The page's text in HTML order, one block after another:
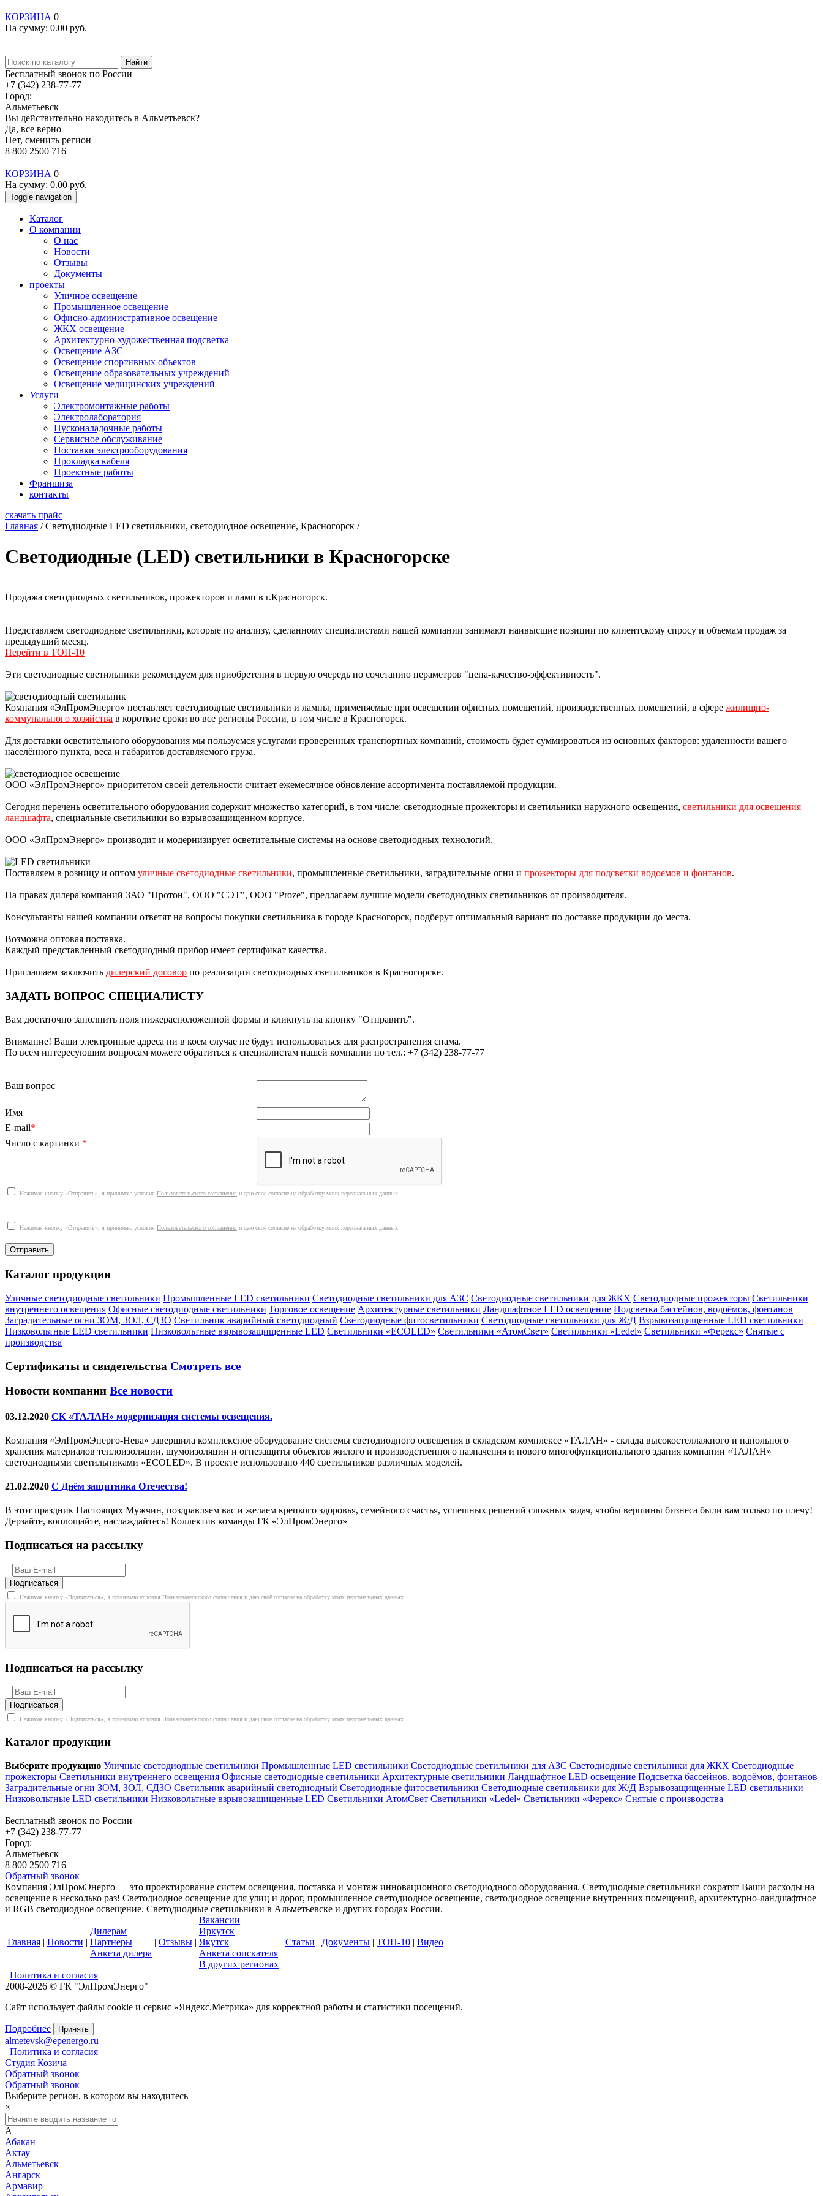
КОРЗИНА 0
На сумму: 0.00 руб.
Найти
Бесплатный звонок по России
+7 (342) 238-77-77
Город:
Альметьевск
Вы действительно находитесь в Альметьевск?
Да, все верно
Нет, сменить регион
8 800 2500 716
КОРЗИНА 0
На сумму: 0.00 руб.
Toggle navigation
Каталог
О компании
О нас
Новости
Отзывы
Документы
проекты
Уличное освещение
Промышленное освещение
Офисно-административное освещение
ЖКХ освещение
Архитектурно-художественная подсветка
Освещение АЗС
Освещение спортивных объектов
Освещение образовательных учреждений
Освещение медицинских учреждений
Услуги
Электромонтажные работы
Электролаборатория
Пусконаладочные работы
Сервисное обслуживание
Поставки электрооборудования
Прокладка кабеля
Проектные работы
Франшиза
контакты
скачать прайс
Главная / Светодиодные LED светильники, светодиодное освещение, Красногорск /
Светодиодные (LED) светильники в Красногорске
Продажа светодиодных светильников, прожекторов и ламп в г.Красногорск.
Представляем светодиодные светильники, которые по анализу, сделанному специалистами нашей компании занимают наивысшие позиции по клиентскому спросу и объемам продаж за
предыдущий месяц.
Перейти в ТОП-10
Эти светодиодные светильники рекомендуем для приобретения в первую очередь по сочетанию пераметров "цена-качество-эффективность".
Компания «ЭлПромЭнерго» поставляет светодиодные светильники и лампы, применяемые при освещении офисных помещений, производственных помещений, в сфере жилищно-
коммунального хозяйства в короткие сроки во все регионы России, в том числе в Красногорск.
Для доставки осветительного оборудования мы пользуемся услугами проверенных транспортных компаний, стоимость будет суммироваться из основных факторов: удаленности вашего
населённого пункта, веса и габаритов доставляемого груза.
ООО «ЭлПромЭнерго» приоритетом своей детельности считает ежемесячное обновление ассортимента поставляемой продукции.
Сегодня перечень осветительного оборудования содержит множество категорий, в том числе: светодиодные прожекторы и светильники наружного освещения, светильники для освещения
ландшафта, специальные светильники во взрывозащищенном корпусе.
ООО «ЭлПромЭнерго» производит и модернизирует осветительные системы на основе светодиодных технологий.
Поставляем в розницу и оптом уличные светодиодные светильники, промышленные светильники, заградительные огни и прожекторы для подсветки водоемов и фонтанов.
На правах дилера компаний ЗАО "Протон", ООО "CЭТ", ООО "Proze", предлагаем лучшие модели светодиодных светильников от производителя.
Консультанты нашей компании ответят на вопросы покупки светильника в городе Красногорск, подберут оптимальный вариант по доставке продукции до места.
Возможна оптовая поставка.
Каждый представленный светодиодный прибор имеет сертификат качества.
Приглашаем заключить дилерский договор по реализации светодиодных светильников в Красногорске.
ЗАДАТЬ ВОПРОС СПЕЦИАЛИСТУ
Вам достаточно заполнить поля нижерасположенной формы и кликнуть на кнопку "Отправить".
Внимание! Ваши электронные адреса ни в коем случае не будут использоваться для распространения спама.
По всем интересующим вопросам можете обратиться к специалистам нашей компании по тел.: +7 (342) 238-77-77
Ваш вопрос
Имя
E-mail*
Число с картинки *
Нажимая кнопку «Отправить», я принимаю условия Пользовательского соглашения и даю своё согласие на обработку моих персональных данных
Нажимая кнопку «Отправить», я принимаю условия Пользовательского соглашения и даю своё согласие на обработку моих персональных данных
Каталог продукции
Уличные светодиодные светильники Промышленные LED светильники Светодиодные светильники для АЗС Светодиодные светильники для ЖКХ Светодиодные прожекторы Светильники
внутреннего освещения Офисные светодиодные светильники Торговое освещение Архитектурные светильники Ландшафтное LED освещение Подсветка бассейнов, водоёмов, фонтанов
Заградительные огни ЗОМ, ЗОЛ, СДЗО Светильник аварийный светодиодный Светодиодные фитосветильники Светодиодные светильники для Ж/Д Взрывозащищенные LED светильники
Низковольтные LED светильники Низковольтные взрывозащищенные LED Светильники «ECOLED» Светильники «АтомСвет» Светильники «Ledel» Светильники «Ферекс» Снятые с
производства
Сертификаты и свидетельства Смотреть все
Новости компании Все новости
03.12.2020 СК «ТАЛАН» модернизация системы освещения.
Компания «ЭлПромЭнерго-Нева» завершила комплексное оборудование системы светодиодного освещения в складском комплексе «ТАЛАН» - склада высокостеллажного и напольного
хранения материалов теплоизоляции, шумоизоляции и огнезащиты объектов жилого и производственного назначения и нового многофункционального здания компании «ТАЛАН»
светодиодными светильниками «ECOLED». В проекте использовано 440 светильников различных моделей.
21.02.2020 С Днём защитника Отечества!
В этот праздник Настоящих Мужчин, поздравляем вас и желаем крепкого здоровья, семейного счастья, успешных решений сложных задач, чтобы вершины бизнеса были вам только по плечу!
Дерзайте, воплощайте, наслаждайтесь! Коллектив команды ГК «ЭлПромЭнерго»
Подписаться на рассылку
Нажимая кнопку «Подписаться», я принимаю условия Пользовательского соглашения и даю своё согласие на обработку моих персональных данных
Подписаться на рассылку
Нажимая кнопку «Подписаться», я принимаю условия Пользовательского соглашения и даю своё согласие на обработку моих персональных данных
Каталог продукции
Выберите продукцию Уличные светодиодные светильники Промышленные LED светильники Светодиодные светильники для АЗС Светодиодные светильники для ЖКХ Светодиодные
прожекторы Светильники внутреннего освещения Офисные светодиодные светильники Архитектурные светильники Ландшафтное LED освещение Подсветка бассейнов, водоёмов, фонтанов
Заградительные огни ЗОМ, ЗОЛ, СДЗО Светильник аварийный светодиодный Светодиодные фитосветильники Светодиодные светильники для Ж/Д Взрывозащищенные LED светильники
Низковольтные LED светильники Низковольтные взрывозащищенные LED Светильники АтомСвет Светильники «Ledel» Светильники «Ферекс» Снятые с производства
Бесплатный звонок по России
+7 (342) 238-77-77
Город:
Альметьевск
8 800 2500 716
Обратный звонок
Компания ЭлПромЭнерго — это проектирование систем освещения, поставка и монтаж инновационного светодиодного оборудования. Светодиодные светильники сократят Ваши расходы на
освещение в несколько раз! Светодиодное освещение для улиц и дорог, промышленное светодиодное освещение, светодиодное освещение внутренних помещений, архитектурно-ландшафтное
и RGB светодиодное освещение. Светодиодные светильники в Альметьевске и других городах России.
Главная | Новости |
Дилерам
Партнеры
Анкета дилера
| Отзывы |
Вакансии
Иркутск
Якутск
Анкета соискателя
В других регионах
| Статьи | Документы | ТОП-10 | Видео
Политика и согласия
2008-2026 © ГК "ЭлПромЭнерго"
Сайт использует файлы cookie и сервис «Яндекс.Метрика» для корректной работы и статистики посещений.
Подробнее Принять
almetevsk@epenergo.ru
Политика и согласия
Студия Козича
Обратный звонок
Обратный звонок
Выберите регион, в котором вы находитесь
×
А
Абакан
Актау
Альметьевск
Ангарск
Армавир